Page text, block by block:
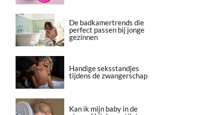
De badkamertrends die
perfect passen bij jonge
gezinnen
Handige seksstandjes
tijdens de zwangerschap
Kan ik mijn baby in de